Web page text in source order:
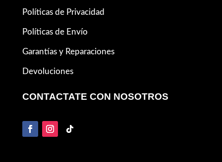
Políticas de Privacidad
Políticas de Envío
Garantías y Reparaciones
Devoluciones
CONTACTATE CON NOSOTROS